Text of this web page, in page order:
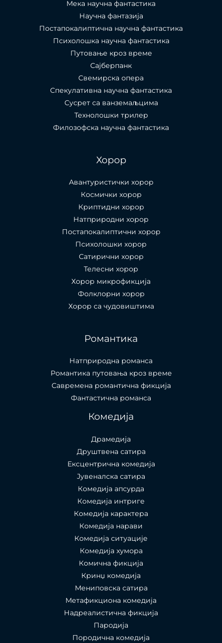
Мека научна фантастика
Научна фантазија
Постапокалиптична научна фантастика
Психолошка научна фантастика
Путовање кроз време
Сајберпанк
Свемирска опера
Спекулативна научна фантастика
Сусрет са ванземаљцима
Технолошки трилер
Филозофска научна фантастика
Хорор
Авантуристички хорор
Космички хорор
Криптидни хорор
Натприродни хорор
Постапокалиптични хорор
Психолошки хорор
Сатирични хорор
Телесни хорор
Хорор микрофикција
Фолклорни хорор
Хорор са чудовиштима
Романтика
Натприродна романса
Романтика путовања кроз време
Савремена романтична фикција
Фантастична романса
Комедија
Драмедија
Друштвена сатира
Ексцентрична комедија
Јувеналска сатира
Комедија апсурда
Комедија интриге
Комедија карактера
Комедија нарави
Комедија ситуације
Комедија хумора
Комична фикција
Кринџ комедија
Мениповска сатира
Метафикциона комедија
Надреалистична фикција
Пародија
Породична комедија